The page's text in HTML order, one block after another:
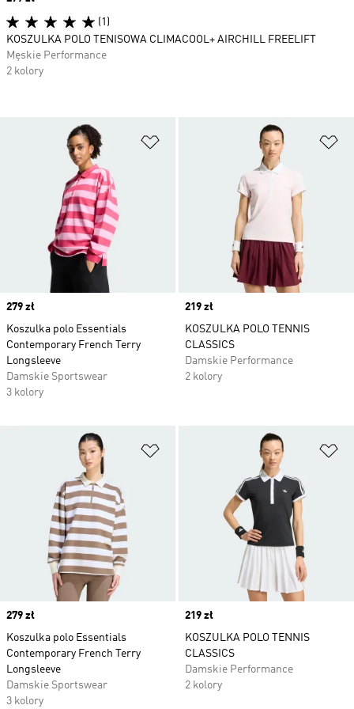
Dodaj do listy życzeń
Price
279 zł
Koszulka polo Essentials
Contemporary French Terry
Longsleeve
Damskie Sportswear
3 kolory
Price
219 zł
KOSZULKA POLO TENNIS
CLASSICS
Damskie Performance
2 kolory
Dodaj do listy życzeń
Price
279 zł
Koszulka polo Essentials
Contemporary French Terry
Longsleeve
Damskie Sportswear
3 kolory
Price
219 zł
KOSZULKA POLO TENNIS
CLASSICS
Damskie Performance
2 kolory
(1)
KOSZULKA POLO TENISOWA CLIMACOOL+ AIRCHILL FREELIFT
Męskie Performance
2 kolory